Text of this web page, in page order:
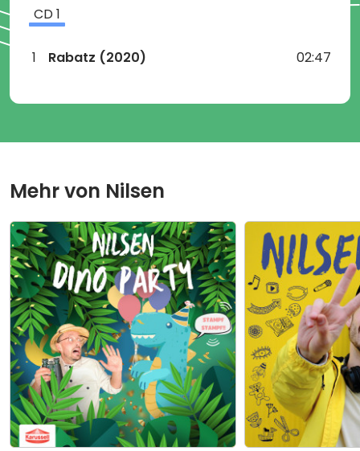
CD1
1 Rabatz (2020) 02:47
Mehr von Nilsen